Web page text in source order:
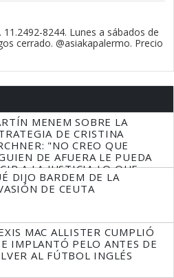
8244. Lunes a sábados de
cerrado. @asiakapalermo. Precio
MENEM SOBRE LA
DE CRISTINA
"NO CREO QUE
DE AFUERA LE PUEDA
A LA JUSTICIA LO QUE
QUE HACER"
DIJO BARDEM DE LA
DE CEUTA
MAC ALLISTER CUMPLIÓ
IMPLANTÓ PELO ANTES DE
AL FÚTBOL INGLÉS